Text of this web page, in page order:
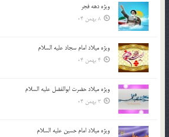
ویژه دهه فجر
8 بهمن 04
ویژه میلاد امام سجاد علیه السلام
4 بهمن 04
ویژه میلاد حضرت ابوالفضل علیه السلام
3 بهمن 04
ویژه میلاد امام حسین علیه السلام